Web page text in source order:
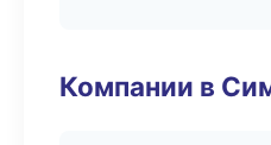
Компании в